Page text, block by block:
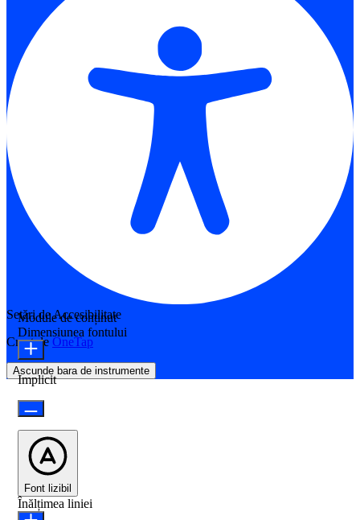
Setări de Accesibilitate
Creat de OneTap
Ascunde bara de instrumente
Module de conținut
Dimensiunea fontului
Implicit
Font lizibil
Înălțimea liniei